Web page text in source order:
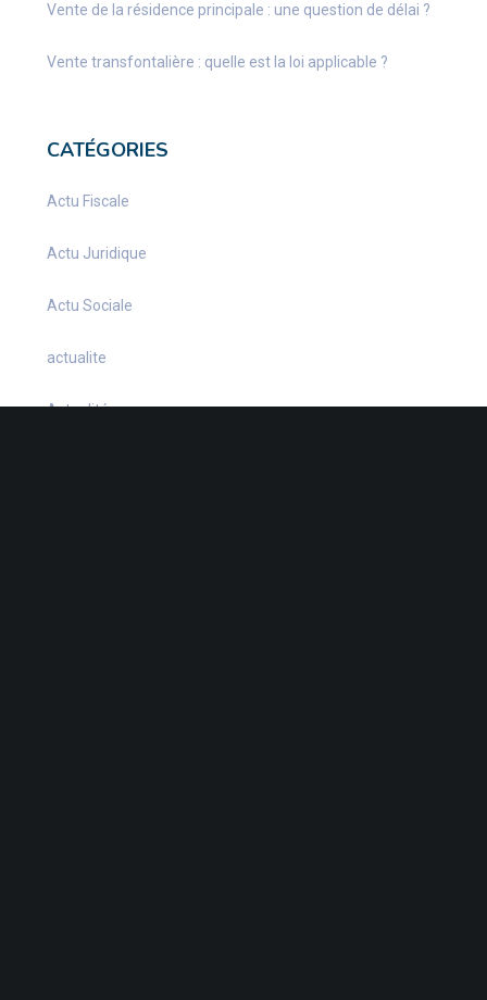
Vente de la résidence principale : une question de délai ?
Vente transfontalière : quelle est la loi applicable ?
CATÉGORIES
Actu Fiscale
Actu Juridique
Actu Sociale
actualite
Actualités